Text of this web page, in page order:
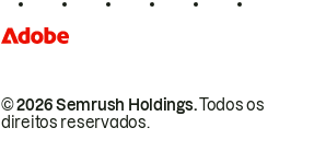
© 2026 Semrush Holdings.Todos os
direitos reservados.